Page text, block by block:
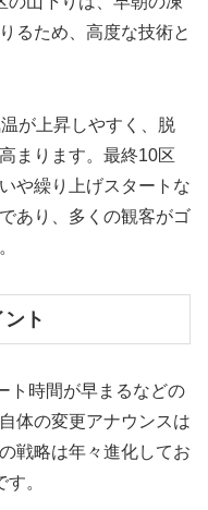
るため、高度な技術と
が上昇しやすく、脱
まります。最終10区
や繰り上げスタートな
あり、多くの観客がゴ
ト
ト時間が早まるなどの
体の変更アナウンスは
戦略は年々進化してお
。